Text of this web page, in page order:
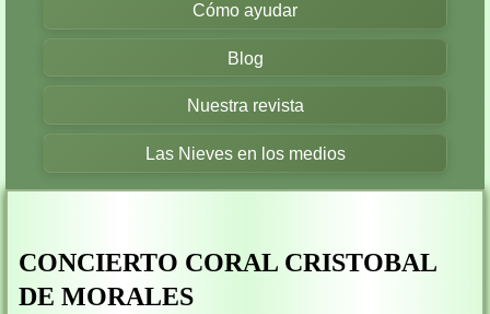
Cómo ayudar
Blog
Nuestra revista
Las Nieves en los medios
CONCIERTO CORAL CRISTOBAL
DE MORALES